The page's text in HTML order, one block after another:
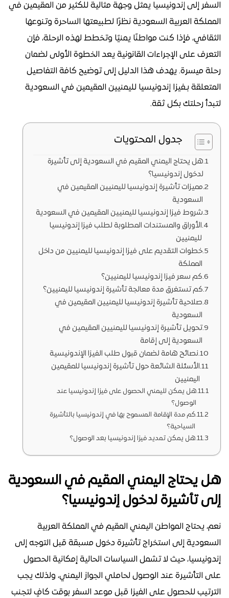
السفر إلى إندونيسيا يمثل وجهة مثالية للكثير من المقيمين في
المملكة العربية السعودية نظرًا لطبيعتها الساحرة وتنوعها
الثقافي، فإذا كنت مواطنًا يمنيًا وتخطط لهذه الرحلة، فإن
التعرف على الإجراءات القانونية يعد الخطوة الأولى لضمان
رحلة ميسرة. يهدف هذا الدليل إلى توضيح كافة التفاصيل
المتعلقة بـفيزا إندونيسيا لليمنيين المقيمين في السعودية
لتبدأ رحلتك بكل ثقة.
جدول المحتويات
هل يحتاج اليمني المقيم في السعودية إلى تأشيرة
لدخول إندونيسيا؟
مميزات تأشيرة إندونيسيا لليمنيين المقيمين في
السعودية
شروط فيزا إندونيسيا لليمنيين المقيمين في السعودية
الأوراق والمستندات المطلوبة لطلب فيزا إندونيسيا
لليمنيين
خطوات التقديم على فيزا إندونيسيا لليمنيين من داخل
المملكة
كم سعر فيزا إندونيسيا لليمنيين؟
كم تستغرق مدة معالجة تأشيرة إندونيسيا لليمنيين؟
صلاحية تأشيرة إندونيسيا لليمنيين المقيمين في
السعودية
تحويل تأشيرة إندونيسيا لليمنيين المقيمين في
السعودية إلى إقامة
نصائح هامة لضمان قبول طلب الفيزا الإندونيسية
الأسئلة الشائعة حول تأشيرة إندونيسيا للمقيمين
اليمنيين
هل يمكن لليمني الحصول على فيزا إندونيسيا عند
الوصول؟
كم مدة الإقامة المسموح بها في إندونيسيا بالتأشيرة
السياحية؟
هل يمكن تمديد فيزا إندونيسيا بعد الوصول؟
هل يحتاج اليمني المقيم في السعودية
إلى تأشيرة لدخول إندونيسيا؟
نعم، يحتاج المواطن اليمني المقيم في المملكة العربية
السعودية إلى استخراج تأشيرة دخول مسبقة قبل التوجه إلى
إندونيسيا، حيث لا تشمل السياسات الحالية إمكانية الحصول
على التأشيرة عند الوصول لحاملي الجواز اليمني، ولذلك يجب
الترتيب للحصول على الفيزا قبل موعد السفر بوقت كافٍ لتجنب